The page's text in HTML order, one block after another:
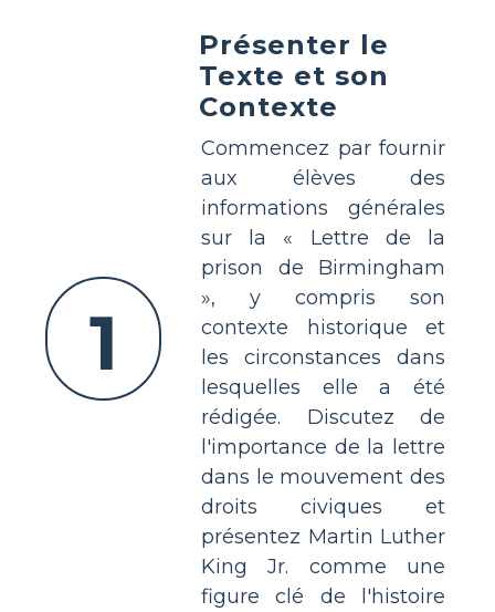
1
Présenter le
Texte et son
Contexte
Commencez par fournir
aux élèves des
informations générales
sur la « Lettre de la
prison de Birmingham
», y compris son
contexte historique et
les circonstances dans
lesquelles elle a été
rédigée. Discutez de
l'importance de la lettre
dans le mouvement des
droits civiques et
présentez Martin Luther
King Jr. comme une
figure clé de l'histoire